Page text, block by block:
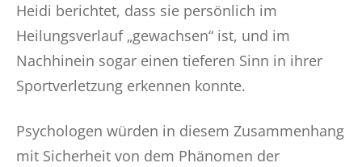
Heidi berichtet, dass sie persönlich im
Heilungsverlauf „gewachsen“ ist, und im
Nachhinein sogar einen tieferen Sinn in ihrer
Sportverletzung erkennen konnte.
Psychologen würden in diesem Zusammenhang
mit Sicherheit von dem Phänomen der